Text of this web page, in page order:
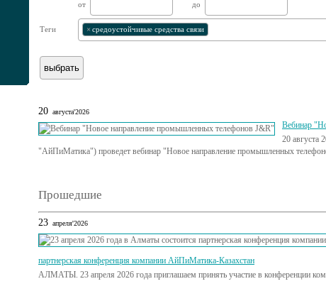
от до
Теги × средоустойчивые средства связи
20 августа'2026
Вебинар
20 августа
"АйПиМатика") проведет вебинар "Новое направление промышленных
Прошедшие
23 апреля'2026
партнерская конференция компании АйПиМатика-Казахстан
АЛМАТЫ. 23 апреля 2026 года приглашаем принять участие в конференции